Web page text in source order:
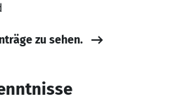
zu sehen.